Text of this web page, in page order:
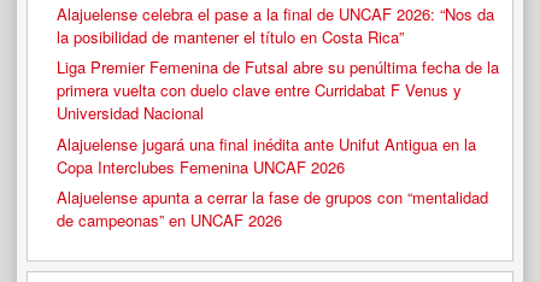
Alajuelense celebra el pase a la final de UNCAF 2026: “Nos da
la posibilidad de mantener el título en Costa Rica”
Liga Premier Femenina de Futsal abre su penúltima fecha de la
primera vuelta con duelo clave entre Curridabat F Venus y
Universidad Nacional
Alajuelense jugará una final inédita ante Unifut Antigua en la
Copa Interclubes Femenina UNCAF 2026
Alajuelense apunta a cerrar la fase de grupos con “mentalidad
de campeonas” en UNCAF 2026